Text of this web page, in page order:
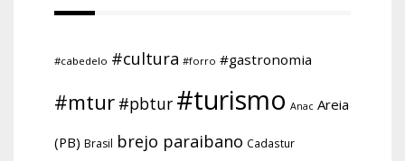
#cabedelo #cultura #forro #gastronomia
#mtur #pbtur #turismo Anac Areia
(PB) Brasil brejo paraibano Cadastur